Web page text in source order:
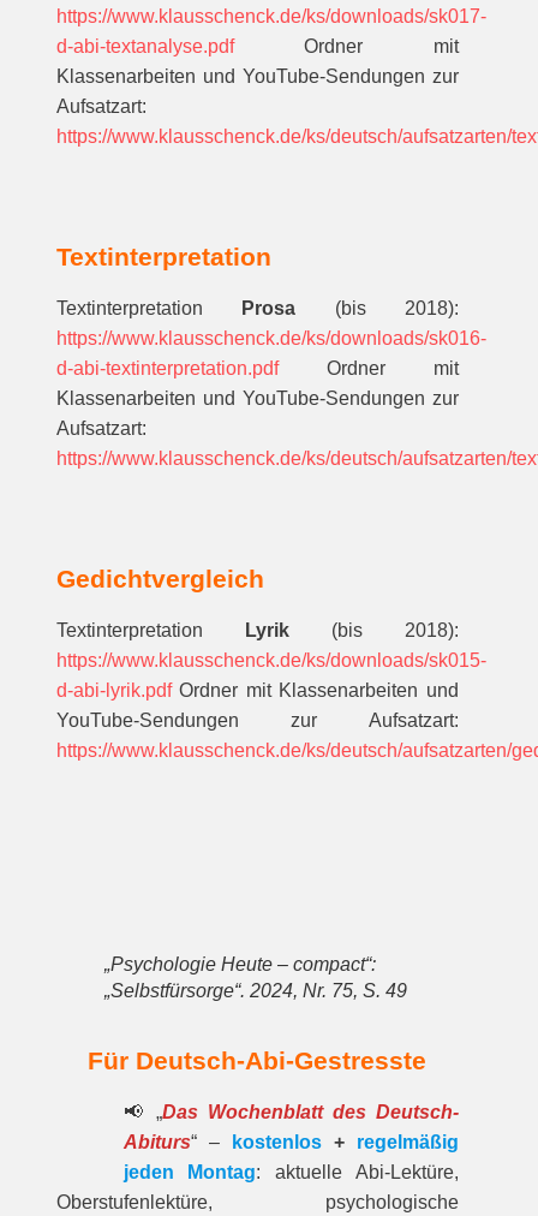
https://www.klausschenck.de/ks/downloads/sk017-
d-abi-textanalyse.pdfOrdner mit
Klassenarbeiten und YouTube-Sendungen zur
Aufsatzart:
https://www.klausschenck.de/ks/deutsch/aufsatzarten/
Textinterpretation
Textinterpretation Prosa (bis 2018):
https://www.klausschenck.de/ks/downloads/sk016-
d-abi-textinterpretation.pdfOrdner mit
Klassenarbeiten und YouTube-Sendungen zur
Aufsatzart:
https://www.klausschenck.de/ks/deutsch/aufsatzarten/
Gedichtvergleich
Textinterpretation Lyrik(bis 2018):
https://www.klausschenck.de/ks/downloads/sk015-
d-abi-lyrik.pdfOrdner mit Klassenarbeiten und
YouTube-Sendungen zur Aufsatzart:
https://www.klausschenck.de/ks/deutsch/aufsatzarten/
„Psychologie Heute – compact“:
„Selbstfürsorge“. 2024, Nr. 75, S. 49
Für Deutsch-Abi-Gestresste
📢 „Das Wochenblatt des Deutsch-
Abiturs“ – kostenlos+ regelmäßig
jeden Montag: aktuelle Abi-Lektüre,
Oberstufenlektüre, psychologische